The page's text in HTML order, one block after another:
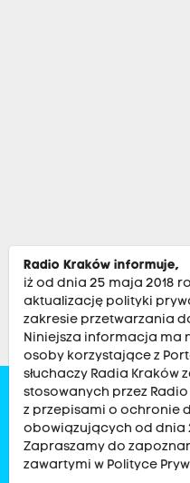
Zobacz Kultura
RADIO KRAKÓW SA.
Radio Kraków informuje,
iż od dnia 25 maja 2018
aktualizację polityki
zakresie przetwarzania
Niniejsza informacja ma
osoby korzystające z
słuchaczy Radia Kraków
stosowanych przez
z przepisami o ochronie
obowiązujących od dnia
Zapraszamy do
zawartymi w Polityce